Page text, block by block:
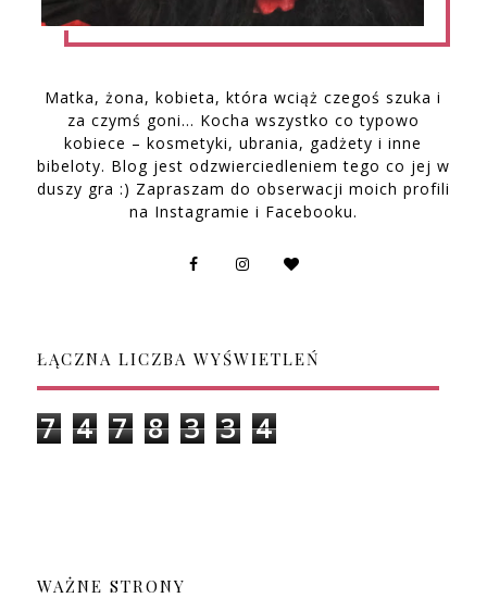
Matka, żona, kobieta, która wciąż czegoś szuka i
za czymś goni… Kocha wszystko co typowo
kobiece – kosmetyki, ubrania, gadżety i inne
bibeloty. Blog jest odzwierciedleniem tego co jej w
duszy gra :) Zapraszam do obserwacji moich profili
na Instagramie i Facebooku.
ŁĄCZNA LICZBA WYŚWIETLEŃ
7 4 7 8 3 3 4
WAŻNE STRONY